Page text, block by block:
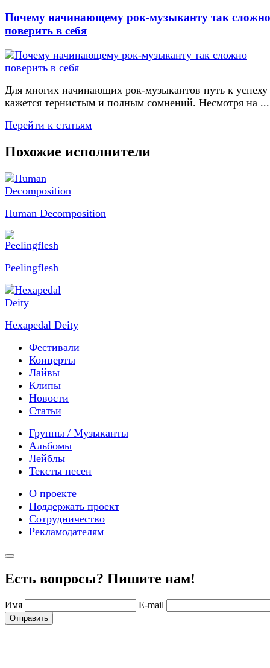
Почему начинающему рок-музыканту так сложно
поверить в себя
Для многих начинающих рок-музыкантов путь к успеху
кажется тернистым и полным сомнений. Несмотря на ...
Перейти к статьям
Похожие исполнители
Human Decomposition
Peelingflesh
Hexapedal Deity
Фестивали
Концерты
Лайвы
Клипы
Новости
Статьи
Группы / Музыканты
Альбомы
Лейблы
Тексты песен
О проекте
Поддержать проект
Сотрудничество
Рекламодателям
Есть вопросы? Пишите нам!
Имя E-mail